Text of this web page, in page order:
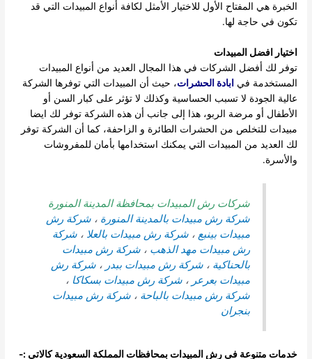
الخبرة هي المفتاح الأول للاختيار الأمثل لكافة أنواع المبيدات التي قد
تكون في حاجة لها.
اختيار افضل المبيدات
توفر لك أفضل الشركات في هذا المجال العديد من أنواع المبيدات
المستخدمة في ابادة الحشرات، حيث أن المبيدات التي توفرها الشركة
عالية الجودة لا تسبب الحساسية وكذلك لا تؤثر على كبار السن أو
الأطفال أو مرضة الربو، هذا إلى جانب أن هذه الشركة توفر لك ايضا
مبيدات للتخلص من الحشرات الطائرة و الزاحفة، كما أن الشركة توفر
لك العديد من المبيدات التي يمكنك استخدامها بأمان للمفروشات
والأسرة.
شركات رش المبيدات بمحافظة المدينة المنورة
شركة رش مبيدات بالمدينة المنورة ،شركة رش
مبيدات بينبع ، شركة رش مبيدات بالعلا ، شركة
رش مبيدات مهد الذهب ،شركة رش مبيدات
بالحناكية ،شركة رش مبيدات ببدر ،شركة رش
مبيدات بعرعر ، شركة رش مبيدات بسكاكا ،
شركة رش مبيدات بالباحة ، شركة رش مبيدات
بنجران
خدمات متنوعة فى رش المبيدات بمحافظات المملكة السعودية كالاتى :-